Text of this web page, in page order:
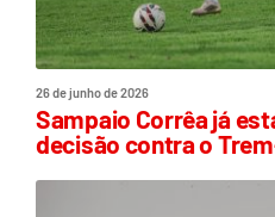
26 de junho de 2026
Sampaio Corrêa já
decisão contra o